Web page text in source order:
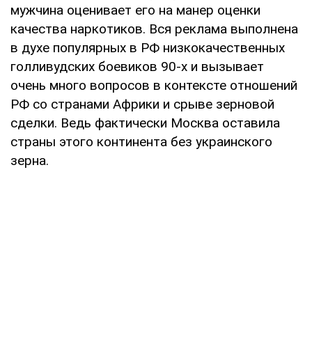
мужчина оценивает его на манер оценки
качества наркотиков. Вся реклама выполнена
в духе популярных в РФ низкокачественных
голливудских боевиков 90-х и вызывает
очень много вопросов в контексте отношений
РФ со странами Африки и срыве зерновой
сделки. Ведь фактически Москва оставила
страны этого континента без украинского
зерна.